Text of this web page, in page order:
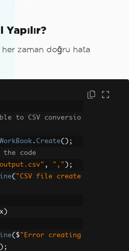
Yapılır?
zaman doğru hata
to CSV conversio
WorkBook . Create();
code
, "," );
( "CSV file create
)
( $ "Error creating
);